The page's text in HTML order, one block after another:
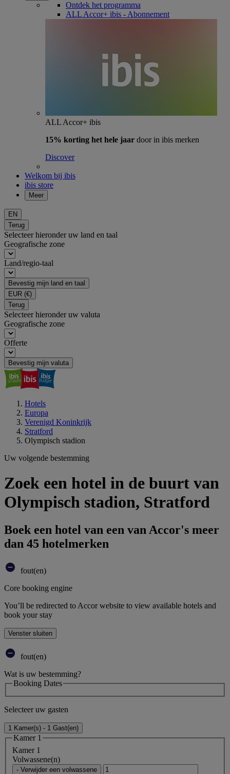
Ontdek het programma
ALL Accor+ ibis - Abonnement
ALL Accor+ ibis
15% korting het hele jaar door in ibis merken
Discover
Welkom bij ibis
ibis store
Meer
EN
Terug
Selecteer hieronder uw land en taal
Geografische zone
Land/regio-taal
Bevestig mijn land en taal
EUR (€)
Terug
Selecteer hieronder uw valuta
Geografische zone
Offerte
Bevestig mijn valuta
Hotels
Europa
Verenigd Koninkrijk
Stratford
Olympisch stadion
Uw volgende bestemming
Zoek een hotel in de buurt van
Olympisch stadion, Stratford
Boek een hotel van een van Accor's meer
dan 45 hotelmerken
fout(en)
Core booking engine
You’ll be redirected to Accor website to view available hotels and
book your stay
Venster sluiten
fout(en)
Wat is uw bestemming?
Booking Dates
Selecteer uw gasten
1 Kamer(s) - 1 Gast(en)
Kamer 1
Kamer 1
Volwassene(n)
- Verwijder een volwassene